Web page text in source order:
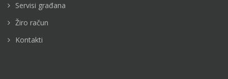
Servisi građana
Žiro račun
Kontakti